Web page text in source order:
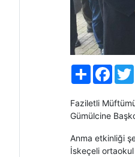
Paylaş
Faziletli
Gümülcine
Anma etkinliği
İskeçeli ortaokul